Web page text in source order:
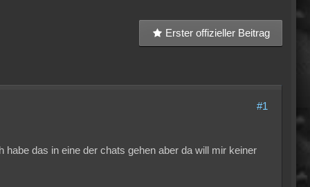
Erster offizieller Beitrag
#1
das in eine der chats gehen aber da will mir keiner